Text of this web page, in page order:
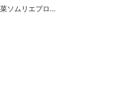
ソムリエプロ…